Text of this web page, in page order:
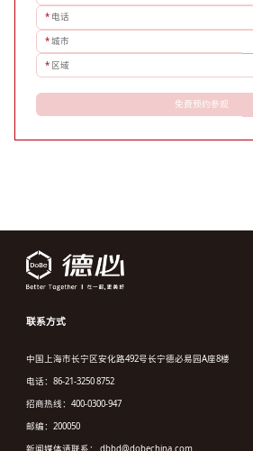
* 电话
*城市
* 区域
免费预约参观
联系方式
中国上海市长宁区安化路492号长宁德必易园A座8楼
电话：86-21-3250 8752
招商热线：400-0300-947
邮编：200050